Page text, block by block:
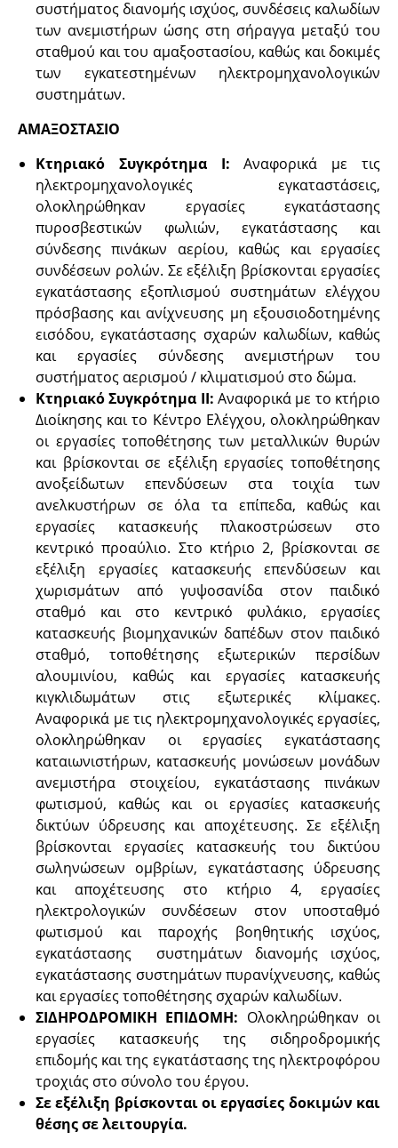
συστήματος διανομής ισχύος, συνδέσεις καλωδίων
των ανεμιστήρων ώσης στη σήραγγα μεταξύ του
σταθμού και του αμαξοστασίου, καθώς και δοκιμές
των εγκατεστημένων ηλεκτρομηχανολογικών
συστημάτων.
ΑΜΑΞΟΣΤΑΣΙΟ
Κτηριακό Συγκρότημα Ι: Αναφορικά με τις
ηλεκτρομηχανολογικές εγκαταστάσεις,
ολοκληρώθηκαν εργασίες εγκατάστασης
πυροσβεστικών φωλιών, εγκατάστασης και
σύνδεσης πινάκων αερίου, καθώς και εργασίες
συνδέσεων ρολών. Σε εξέλιξη βρίσκονται εργασίες
εγκατάστασης εξοπλισμού συστημάτων ελέγχου
πρόσβασης και ανίχνευσης μη εξουσιοδοτημένης
εισόδου, εγκατάστασης σχαρών καλωδίων, καθώς
και εργασίες σύνδεσης ανεμιστήρων του
συστήματος αερισμού / κλιματισμού στο δώμα.
Κτηριακό Συγκρότημα ΙΙ: Αναφορικά με το κτήριο
Διοίκησης και το Κέντρο Ελέγχου, ολοκληρώθηκαν
οι εργασίες τοποθέτησης των μεταλλικών θυρών
και βρίσκονται σε εξέλιξη εργασίες τοποθέτησης
ανοξείδωτων επενδύσεων στα τοιχία των
ανελκυστήρων σε όλα τα επίπεδα, καθώς και
εργασίες κατασκευής πλακοστρώσεων στο
κεντρικό προαύλιο. Στο κτήριο 2, βρίσκονται σε
εξέλιξη εργασίες κατασκευής επενδύσεων και
χωρισμάτων από γυψοσανίδα στον παιδικό
σταθμό και στο κεντρικό φυλάκιο, εργασίες
κατασκευής βιομηχανικών δαπέδων στον παιδικό
σταθμό, τοποθέτησης εξωτερικών περσίδων
αλουμινίου, καθώς και εργασίες κατασκευής
κιγκλιδωμάτων στις εξωτερικές κλίμακες.
Αναφορικά με τις ηλεκτρομηχανολογικές εργασίες,
ολοκληρώθηκαν οι εργασίες εγκατάστασης
καταιωνιστήρων, κατασκευής μονώσεων μονάδων
ανεμιστήρα στοιχείου, εγκατάστασης πινάκων
φωτισμού, καθώς και οι εργασίες κατασκευής
δικτύων ύδρευσης και αποχέτευσης. Σε εξέλιξη
βρίσκονται εργασίες κατασκευής του δικτύου
σωληνώσεων ομβρίων, εγκατάστασης ύδρευσης
και αποχέτευσης στο κτήριο 4, εργασίες
ηλεκτρολογικών συνδέσεων στον υποσταθμό
φωτισμού και παροχής βοηθητικής ισχύος,
εγκατάστασης συστημάτων διανομής ισχύος,
εγκατάστασης συστημάτων πυρανίχνευσης, καθώς
και εργασίες τοποθέτησης σχαρών καλωδίων.
ΣΙΔΗΡΟΔΡΟΜΙΚΗ ΕΠΙΔΟΜΗ: Ολοκληρώθηκαν οι
εργασίες κατασκευής της σιδηροδρομικής
επιδομής και της εγκατάστασης της ηλεκτροφόρου
τροχιάς στο σύνολο του έργου.
Σε εξέλιξη βρίσκονται οι εργασίες δοκιμών και
θέσης σε λειτουργία.